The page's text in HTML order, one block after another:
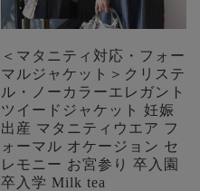
＜マタニティ対応・フォー
マルジャケット＞クリステ
ル・ノーカラーエレガント
ツイードジャケット 妊娠
出産 マタニティウエア フ
ォーマル オケージョン セ
レモニー お宮参り 卒入園
卒入学 Milk tea